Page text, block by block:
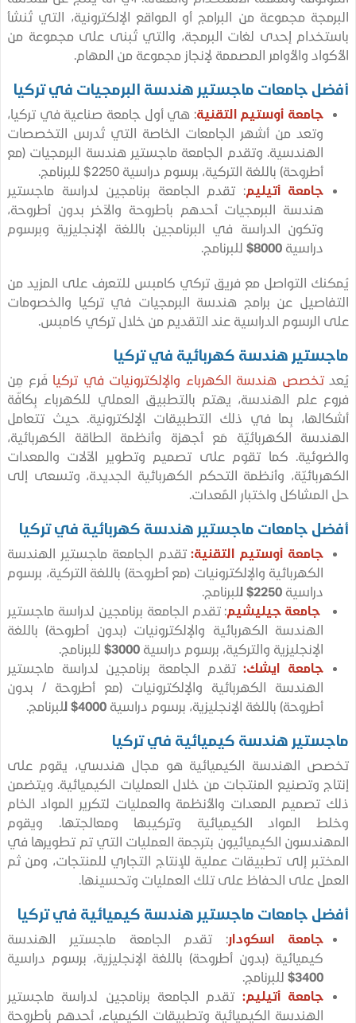
مجموعة من البرامج أو المواقع الإلكترونية، التي تُنشأ
إحدى لغات البرمجة، والتي تُبنى على مجموعة من
والأوامر المصممة لإنجاز مجموعة من المهام.
جامعات ماجستير هندسة البرمجيات في تركيا
جامعة أوستيم التقنية: هي أول جامعة صناعية في تركيا،
وتعد من أشهر الجامعات الخاصة التي تُدرس التخصصات
الهندسية. وتقدم الجامعة ماجستير هندسة البرمجيات (مع
أطروحة) باللغة التركية، برسوم دراسية 2250$ للبرنامج.
جامعة أتيليم: تقدم الجامعة برنامجين لدراسة ماجستير
هندسة البرمجيات أحدهم بأطروحة والآخر بدون أطروحة،
وتكون الدراسة في البرنامجين باللغة الإنجليزية وبرسوم
دراسية8000$ للبرنامج.
التواصل مع فريق تركي كامبس للتعرف على المزيد من
عن برامج هندسة البرمجيات في تركيا والخصومات
الرسوم الدراسية عند التقديم من خلال تركي كامبس.
هندسة كهربائية في تركيا
تخصص هندسة الكهرباء والإلكترونيات في تركيا فَرع مِن
علم الهندسة، يهتم بالتطبيق العملي للكهرباء بِكافّة
بِما في ذلك التطبيقات الإلكترونية. حيث تتعامل
الكهربائيّة مَع أجهزة وأنظمة الطاقة الكهربائية،
كما تقوم على تصميم وتطوير الآلات والمعدات
وأنظمة التحكم الكهربائية الجديدة، وتسعى إلى
واختبار المٌعدات.
جامعات ماجستير هندسة كهربائية في تركيا
جامعة أوستيم التقنية:تقدم الجامعة ماجستير الهندسة
الكهربائية والإلكترونيات (مع أطروحة) باللغة التركية، برسوم
دراسية2250$ ل
لبرنامج.
جامعة جيليشيم: تقدم الجامعة برنامجين لدراسة ماجستير
الهندسة الكهربائية والإلكترونيات (بدون أطروحة) باللغة
الإنجليزية والتركية، برسوم دراسية3000$ للبرنامج.
جامعة ايشك:تقدم الجامعة برنامجين لدراسة ماجستير
الهندسة الكهربائية والإلكترونيات (مع أطروحة / بدون
أطروحة) باللغة الإنجليزية، برسوم دراسية4000$ ل لبرنامج.
هندسة كيميائية في تركيا
الهندسة الكيميائية هو مجال هندسي، يقوم على
وتصنيع المنتجات من خلال العمليات الكيميائية. ويتضمن
المعدات والأنظمة والعمليات لتكرير المواد الخام
المواد الكيميائية وتركيبها ومعالجتها. ويقوم
الكيميائيون بترجمة العمليات التي تم تطويرها في
إلى تطبيقات عملية للإنتاج التجاري للمنتجات، ومن ثم
على الحفاظ على تلك العمليات وتحسينها.
جامعات ماجستير هندسة كيميائية في تركيا
جامعة اسكودار: تقدم الجامعة ماجستير الهندسة
كيميائية (بدون أطروحة) باللغة الإنجليزية، برسوم دراسية
3400$ للبرنامج.
جامعة أتيليم:تقدم الجامعة برنامجين لدراسة ماجستير
الهندسة الكيميائية وتطبيقات الكيمياء، أحدهم بأطروحة